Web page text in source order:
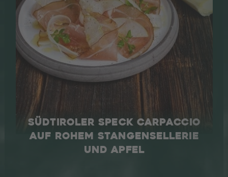
SÜDTIROLER SPECK CARPACCIO
AUF ROHEM STANGENSELLERIE
UND APFEL